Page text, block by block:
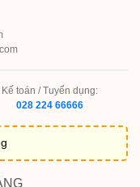
Kế toán / Tuyển dụng:
028 224 66666